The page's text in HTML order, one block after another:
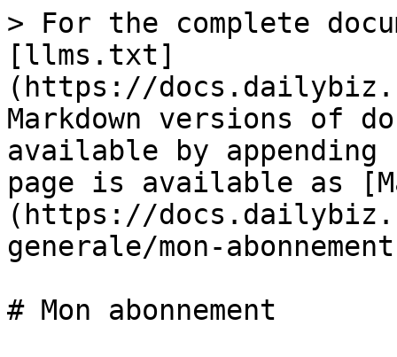
> For the complete
[llms.txt]
(https://
Markdown versions of
available by
page is available as
(https://
generale/mon-
# Mon abonnement